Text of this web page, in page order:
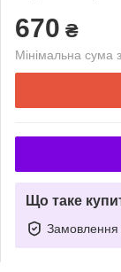
670 ₴
Мінімальна сума
Що таке
Замовлення